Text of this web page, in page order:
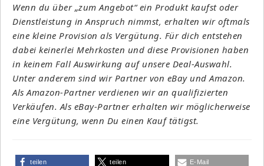
Wenn du über „zum Angebot“ ein Produkt kaufst oder
Dienstleistung in Anspruch nimmst, erhalten wir oftmals
eine kleine Provision als Vergütung. Für dich entstehen
dabei keinerlei Mehrkosten und diese Provisionen haben
in keinem Fall Auswirkung auf unsere Deal-Auswahl.
Unter anderem sind wir Partner von eBay und Amazon.
Als Amazon-Partner verdienen wir an qualifizierten
Verkäufen. Als eBay-Partner erhalten wir möglicherweise
eine Vergütung, wenn Du einen Kauf tätigst.
teilen teilen E-Mail